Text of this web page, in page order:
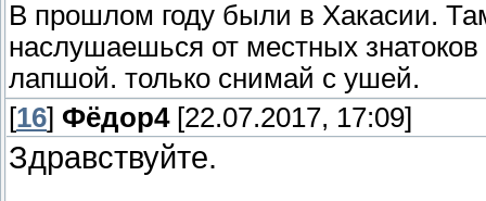
В прошлом году были в Хакасии.
наслушаешься от местных
лапшой. только снимай с ушей.
[16] Фёдор4[22.07.2017, 17:09]
Здравствуйте.